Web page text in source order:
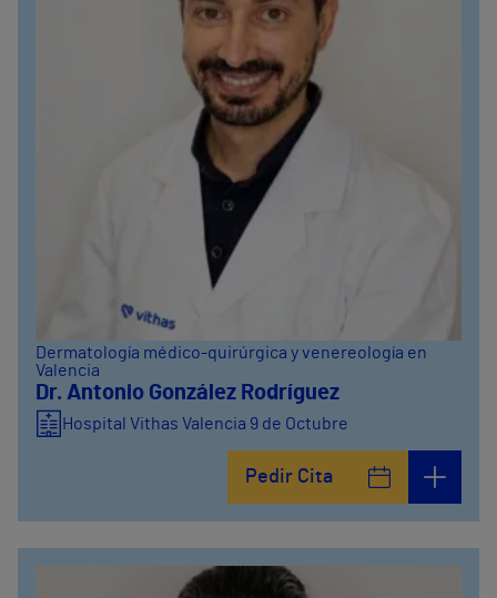
Dermatología médico-quirúrgica y venereología en
Valencia
Dr. Antonio González Rodríguez
Hospital Vithas Valencia 9 de Octubre
Pedir Cita